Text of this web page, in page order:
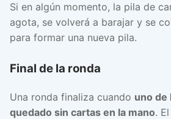
Si en algún momento, la pila de
agota, se volverá a barajar y se
para formar una nueva pila.
Final de la ronda
Una ronda finaliza cuando uno de
quedado sin cartas en la mano.